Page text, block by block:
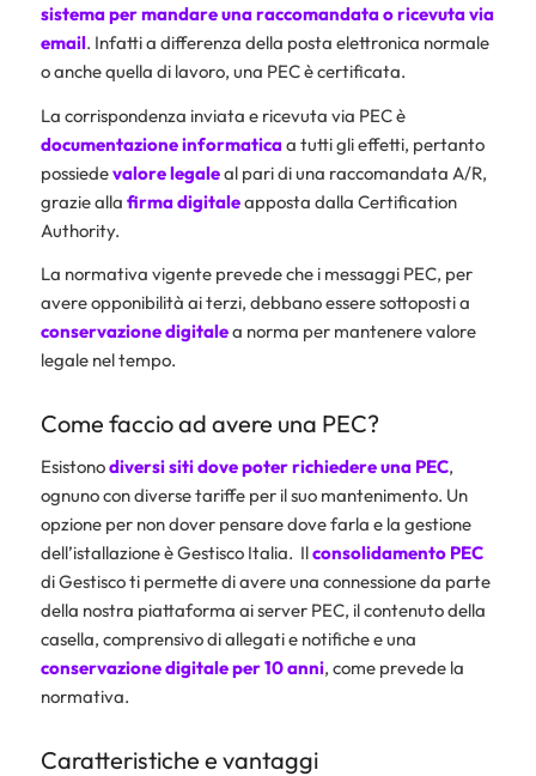
sistema per mandare una raccomandata o ricevuta via
email. Infatti a differenza della posta elettronica normale
o anche quella di lavoro, una PEC è certificata.
La corrispondenza inviata e ricevuta via PEC è
documentazione informaticaa tutti gli effetti, pertanto
possiedevalore legaleal pari di una raccomandata A/R,
grazie alla firma digitaleapposta dalla Certification
Authority.
La normativa vigente prevede che i messaggi PEC, per
avere opponibilità ai terzi, debbano essere sottoposti a
conservazione digitalea norma per mantenere valore
legale nel tempo.
Come faccio ad avere una PEC?
Esistonodiversi siti dove poter richiedere una PEC,
ognuno con diverse tariffe per il suo mantenimento. Un
opzione per non dover pensare dove farla e la gestione
dell’istallazione èGestisco Italia. Ilconsolidamento PEC
di Gestisco ti permette di avere una connessione da parte
della nostra piattaforma ai server PEC, il contenuto della
casella, comprensivo di allegati e notifiche e una
conservazione digitale per 10 anni, come prevede la
normativa.
Caratteristiche e vantaggi